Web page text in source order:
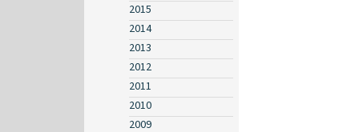
2015
2014
2013
2012
2011
2010
2009